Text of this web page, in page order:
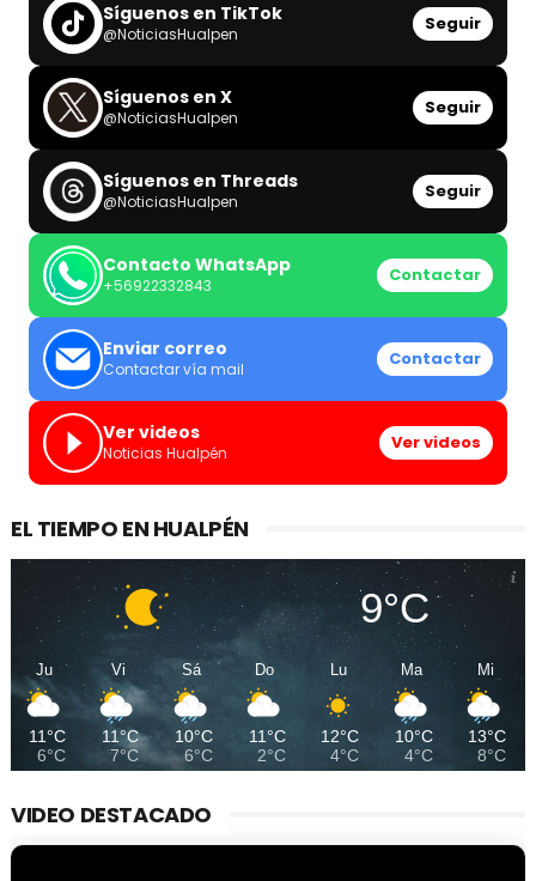
Síguenos en TikTok
@NoticiasHualpen Seguir
Síguenos en X
@NoticiasHualpen Seguir
Síguenos en Threads
@NoticiasHualpen Seguir
Contacto WhatsApp
+56922332843 Contactar
Enviar correo
Contactar vía mail Contactar
Ver videos
Noticias Hualpén Ver videos
EL TIEMPO EN HUALPÉN
9°C
Ju
11°C
6°C
Vi
11°C
7°C
Sá
10°C
6°C
Do
11°C
2°C
Lu
12°C
4°C
Ma
10°C
4°C
Mi
13°C
8°C
VIDEO DESTACADO